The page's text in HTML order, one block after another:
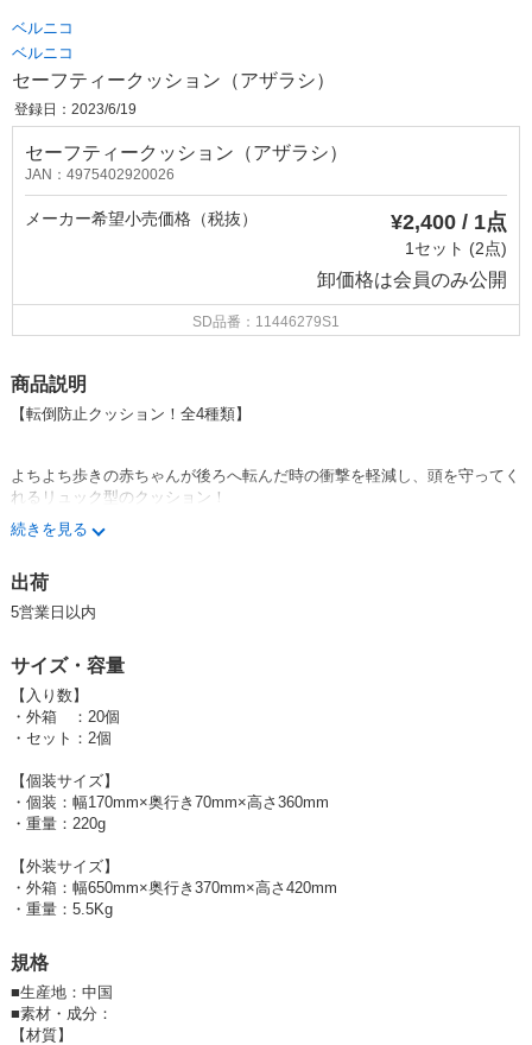
ベルニコ
ベルニコ
セーフティークッション（アザラシ）
登録日：2023/6/19
セーフティークッション（アザラシ）
JAN：4975402920026
メーカー希望小売価格（税抜） ¥2,400 / 1点
1セット (2点)
卸価格は会員のみ公開
SD品番：11446279S1
商品説明
【転倒防止クッション！全4種類】
よちよち歩きの赤ちゃんが後ろへ転んだ時の衝撃を軽減し、頭を守ってく
れるリュック型のクッション！
赤ちゃんの安全だけでなく、可愛らしい後ろ姿が人気のクッションです。
■対象年齢：5〜15ヶ月
■成長に合わせて調節できる肩ひも・お子様の体に合わせて紐の長さを調
節できるので、
■頭の形にフィットする凹み、クッション性も優れ、頭を守ってくれま
す。
続きを見る
出荷
5営業日以内
サイズ・容量
【入り数】
・外箱 ：20個
・セット：2個
【個装サイズ】
・個装：幅170mm×奥行き70mm×高さ360mm
・重量：220g
【外装サイズ】
・外箱：幅650mm×奥行き370mm×高さ420mm
・重量：5.5Kg
規格
■生産地：中国
■素材・成分：
【材質】